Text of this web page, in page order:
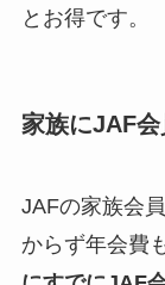
とお得です。
家族にJAF
JAFの家族会
からず年会費